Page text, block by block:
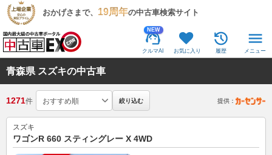
おかげさまで、 19周年の中古車検索サイト
NEW
クルマAI お気に入り 履歴 メニュー
青森県 スズキの中古車
1271件 絞り込む 提供：
スズキ
ワゴンR 660 スティングレー X 4WD